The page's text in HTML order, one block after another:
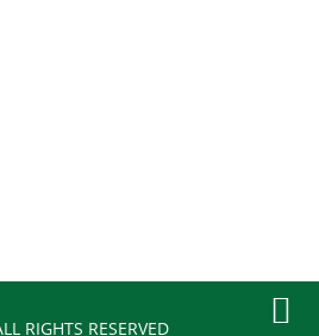
RIGHTS RESERVED